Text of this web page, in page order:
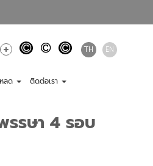
TH EN
ลด ติดต่อเรา
รรษา 4 รอบ